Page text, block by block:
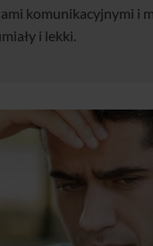
komunikacyjnymi i
i lekki.